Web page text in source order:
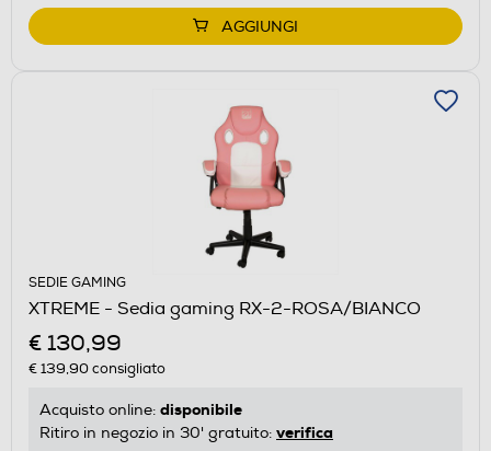
AGGIUNGI
SEDIE GAMING
XTREME - Sedia gaming RX-2-ROSA/BIANCO
€ 130,99
€ 139,90consigliato
Acquisto online: disponibile
Ritiro in negozio in 30' gratuito: verifica